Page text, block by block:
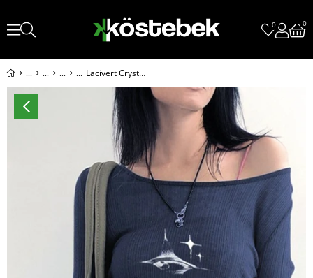
0 0
Lacivert Crystal Eye Madonna Yaka Harajuku Y2K Uzun Kollu Crop